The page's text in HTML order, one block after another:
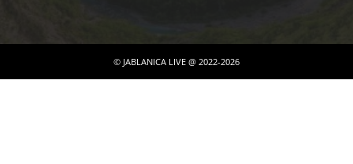
© JABLANICA LIVE @ 2022-2026